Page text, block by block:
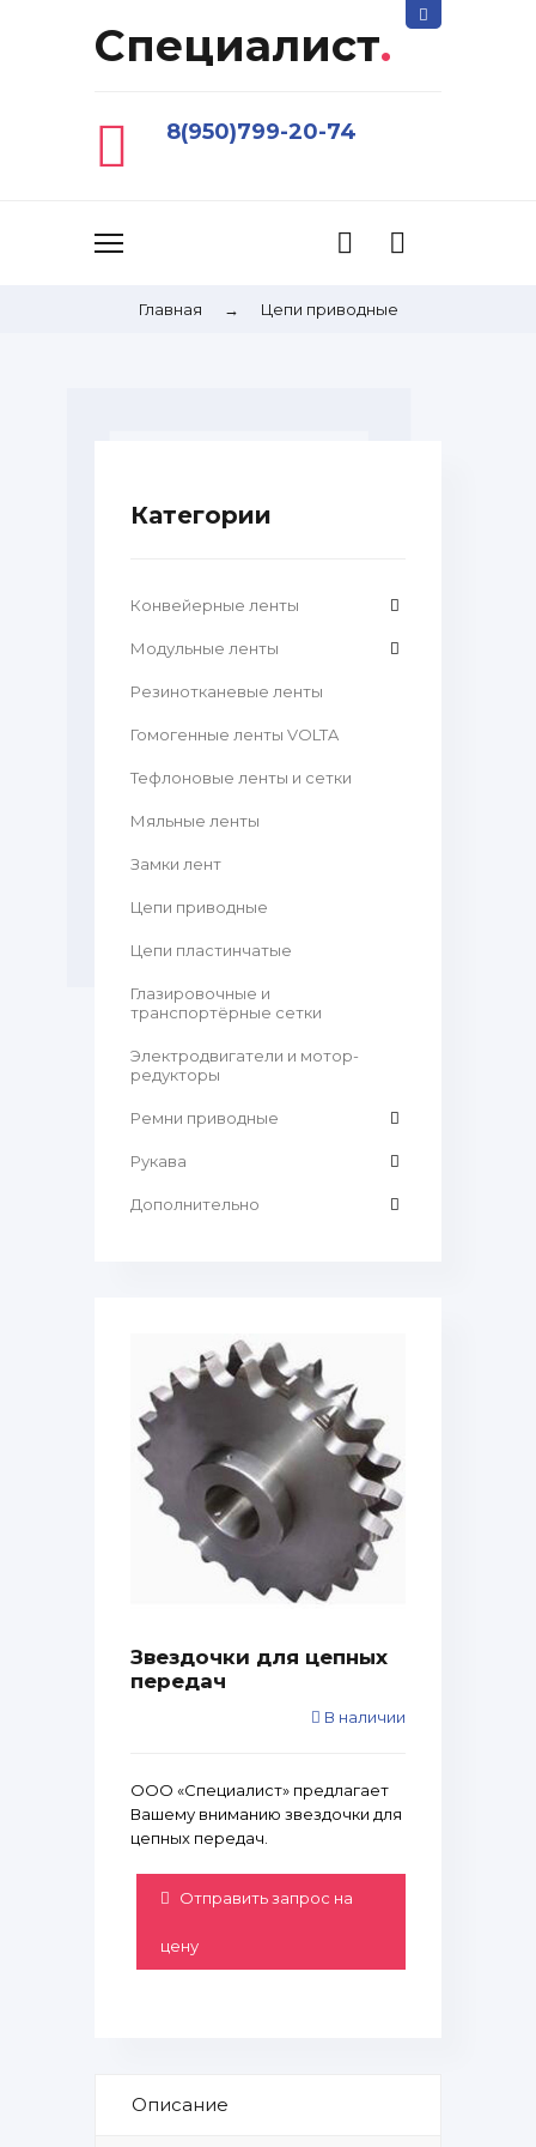
Специалист.
8(950)799-20-74
Главная → Цепи приводные
Категории
Конвейерные ленты
Модульные ленты
Резинотканевые ленты
Гомогенные ленты VOLTA
Тефлоновые ленты и сетки
Мяльные ленты
Замки лент
Цепи приводные
Цепи пластинчатые
Глазировочные и
транспортёрные сетки
Электродвигатели и мотор-
редукторы
Ремни приводные
Рукава
Дополнительно
Звездочки для цепных
передач
В наличии
ООО «Специалист» предлагает
Вашему вниманию звездочки для
цепных передач.
Отправить запрос на
цену
Описание